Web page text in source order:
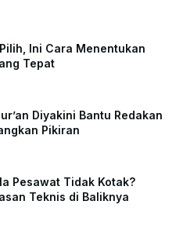
Ini Cara Menentukan
Tepat
Diyakini Bantu Redakan
Pikiran
Pesawat Tidak Kotak?
Teknis di Baliknya